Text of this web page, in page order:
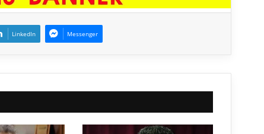
LinkedIn Messenger